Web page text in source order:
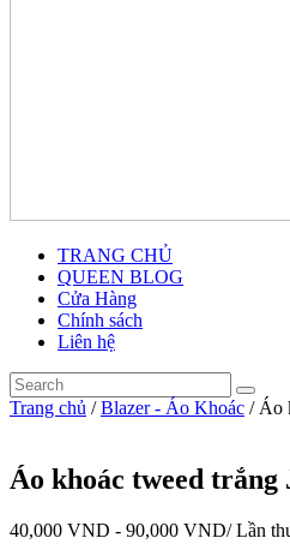
TRANG CHỦ
QUEEN BLOG
Cửa Hàng
Chính sách
Liên hệ
Trang chủ /Blazer - Áo Khoác / Áo
Áo khoác tweed
40,000 VND - 90,000 VND/ Lần